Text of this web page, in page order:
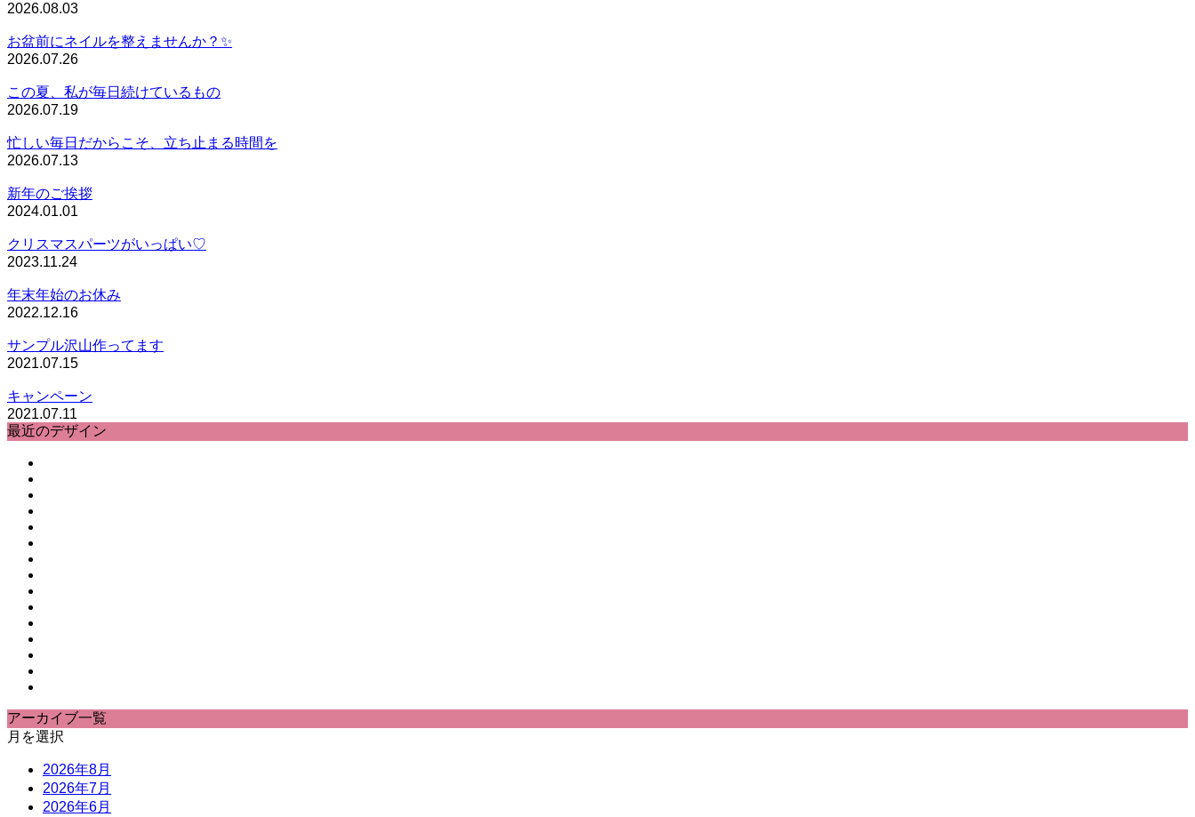
2026.08.03
お盆前にネイルを整えませんか？✨
2026.07.26
この夏、私が毎日続けているもの
2026.07.19
忙しい毎日だからこそ、立ち止まる時間を
2026.07.13
新年のご挨拶
2024.01.01
クリスマスパーツがいっぱい♡
2023.11.24
年末年始のお休み
2022.12.16
サンプル沢山作ってます
2021.07.15
キャンペーン
2021.07.11
最近のデザイン
アーカイブ一覧
月を選択
2026年8月
2026年7月
2026年6月